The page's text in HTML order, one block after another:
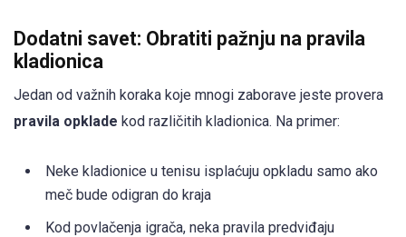
Dodatni savet: Obratiti pažnju na pravila
kladionica
Jedan od važnih koraka koje mnogi zaborave jeste provera
pravila opklade kod različitih kladionica. Na primer:
Neke kladionice u tenisu isplaćuju opkladu samo ako
meč bude odigran do kraja
Kod povlačenja igrača, neka pravila predviđaju